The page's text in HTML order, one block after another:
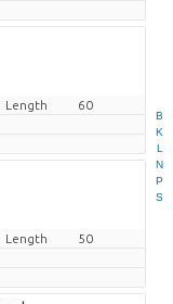
B
K
L
N
P
S
Length
60
Length
50